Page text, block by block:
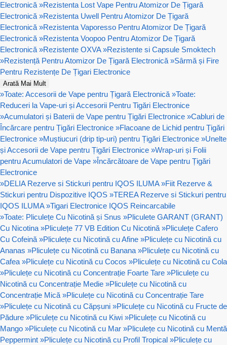
Electronică »Rezistenta Lost Vape Pentru Atomizor De Țigară
Electronică »Rezistenta Uwell Pentru Atomizor De Țigară
Electronică »Rezistenta Vaporesso Pentru Atomizor De Țigară
Electronică »Rezistenta Voopoo Pentru Atomizor De Țigară
Electronică »Rezistente OXVA »Rezistente si Capsule Smoktech
»Rezistență Pentru Atomizor De Țigară Electronică »Sârmă și Fire
Pentru Rezistențe De Țigari Electronice
Arată Mai Mult
»Toate: Accesorii de Vape pentru Țigară Electronică »Toate:
Reduceri la Vape-uri și Accesorii Pentru Tigări Electronice
»Acumulatori și Baterii de Vape pentru Țigări Electronice »Cabluri de
Încărcare pentru Țigări Electronice »Flacoane de Lichid pentru Țigări
Electronice »Muștiucuri (drip tip-uri) pentru Țigări Electronice »Unelte
și Accesorii de Vape pentru Țigări Electronice »Wrap-uri și Folii
pentru Acumulatori de Vape »Încărcătoare de Vape pentru Țigări
Electronice
»DELIA Rezerve si Stickuri pentru IQOS ILUMA »Fiit Rezerve &
Stickuri pentru Dispozitive IQOS »TEREA Rezerve si Stickuri pentru
IQOS ILUMA »Tigari Electronice IQOS Reincarcabile
»Toate: Pliculețe Cu Nicotină și Snus »Pliculete GARANT (GRANT)
Cu Nicotina »Pliculețe 77 VB Edition Cu Nicotină »Pliculețe Cafero
Cu Cofeină »Pliculețe cu Nicotină cu Afine »Pliculețe cu Nicotină cu
Ananas »Pliculețe cu Nicotină cu Banana »Pliculețe cu Nicotină cu
Cafea »Pliculețe cu Nicotină cu Cocos »Pliculețe cu Nicotină cu Cola
»Pliculețe cu Nicotină cu Concentrație Foarte Tare »Pliculețe cu
Nicotină cu Concentrație Medie »Pliculețe cu Nicotină cu
Concentrație Mică »Pliculețe cu Nicotină cu Concentrație Tare
»Pliculețe cu Nicotină cu Căpșuni »Pliculețe cu Nicotină cu Fructe de
Pădure »Pliculețe cu Nicotină cu Kiwi »Pliculețe cu Nicotină cu
Mango »Pliculețe cu Nicotină cu Mar »Pliculețe cu Nicotină cu Mentă
Peppermint »Pliculețe cu Nicotină cu Profil Tropical »Pliculețe cu